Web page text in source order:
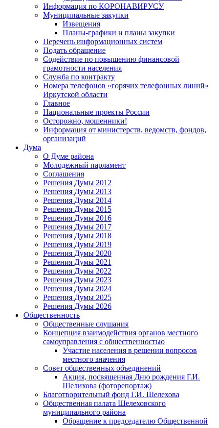
Информация по КОРОНАВИРУСУ
Муниципальные закупки
Извещения
Планы-графики и планы закупки
Перечень информационных систем
Подать обращение
Содействие по повышению финансовой
грамотности населения
Служба по контракту
Номера телефонов «горячих телефонных линий»
Иркутской области
Главное
Национальные проекты России
Осторожно, мошенники!
Информация от министерств, ведомств, фондов,
организаций
Дума
О Думе района
Молодежный парламент
Соглашения
Решения Думы 2012
Решения Думы 2013
Решения Думы 2014
Решения Думы 2015
Решения Думы 2016
Решения Думы 2017
Решения Думы 2018
Решения Думы 2019
Решения Думы 2020
Решения Думы 2021
Решения Думы 2022
Решения Думы 2023
Решения Думы 2024
Решения Думы 2025
Решения Думы 2026
Общественность
Общественные слушания
Концепция взаимодействия органов местного
самоуправления с общественностью
Участие населения в решении вопросов
местного значения
Совет общественных объединений
Акция, посвященная Дню рождения Г.И.
Шелихова (фоторепортаж)
Благотворительный фонд Г.И. Шелехова
Общественная палата Шелеховского
муниципального района
Обращение к председателю Общественной